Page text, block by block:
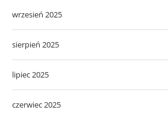
wrzesień 2025
sierpień 2025
lipiec 2025
czerwiec 2025